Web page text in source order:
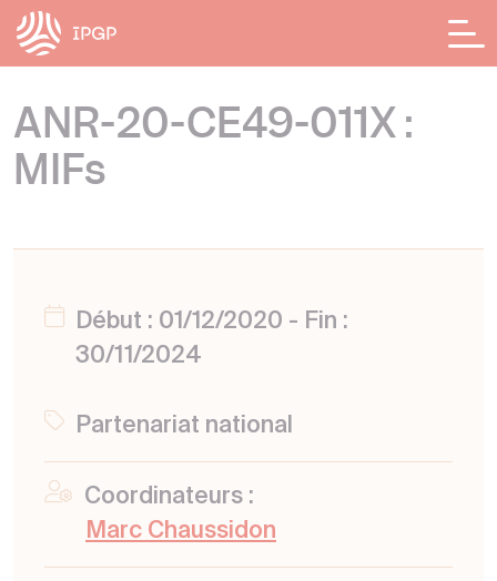
ANR-20-CE49-011X :
MIFs
Début : 01/12/2020 - Fin :
30/11/2024
Partenariat national
Coordinateurs :
Marc Chaussidon
Panneau de gestion des cookies